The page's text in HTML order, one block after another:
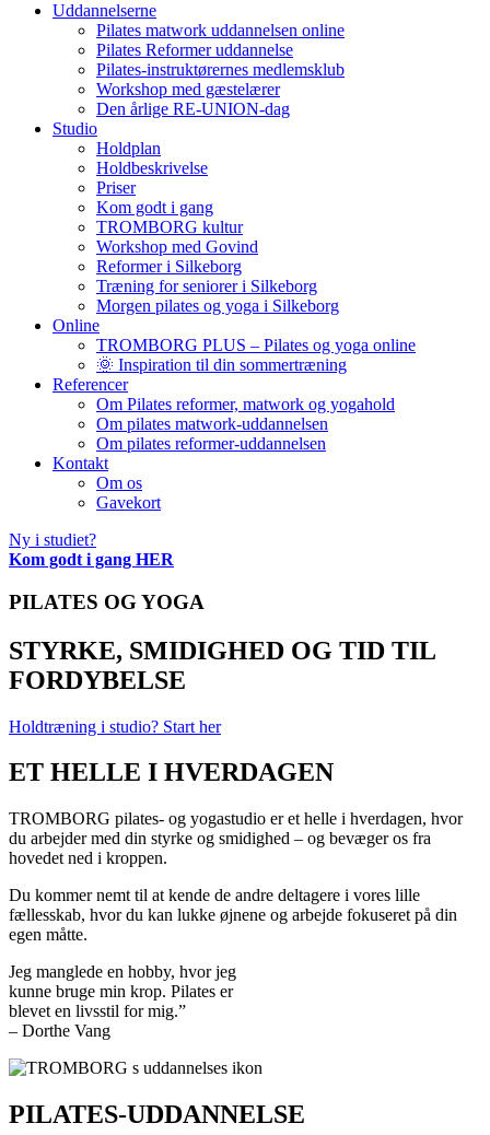
Uddannelserne
Pilates matwork uddannelsen online
Pilates Reformer uddannelse
Pilates-instruktørernes medlemsklub
Workshop med gæstelærer
Den årlige RE-UNION-dag
Studio
Holdplan
Holdbeskrivelse
Priser
Kom godt i gang
TROMBORG kultur
Workshop med Govind
Reformer i Silkeborg
Træning for seniorer i Silkeborg
Morgen pilates og yoga i Silkeborg
Online
TROMBORG PLUS – Pilates og yoga online
🌞 Inspiration til din sommertræning
Referencer
Om Pilates reformer, matwork og yogahold
Om pilates matwork-uddannelsen
Om pilates reformer-uddannelsen
Kontakt
Om os
Gavekort
Ny i studiet?
Kom godt i gang HER
PILATES OG YOGA
STYRKE, SMIDIGHED OG TID TIL
FORDYBELSE
Holdtræning i studio? Start her
ET HELLE I HVERDAGEN
TROMBORG pilates- og yogastudio er et helle i hverdagen, hvor
du arbejder med din styrke og smidighed – og bevæger os fra
hovedet ned i kroppen.
Du kommer nemt til at kende de andre deltagere i vores lille
fællesskab, hvor du kan lukke øjnene og arbejde fokuseret på din
egen måtte.
Jeg manglede en hobby, hvor jeg
kunne bruge min krop. Pilates er
blevet en livsstil for mig.”
– Dorthe Vang
PILATES-UDDANNELSE